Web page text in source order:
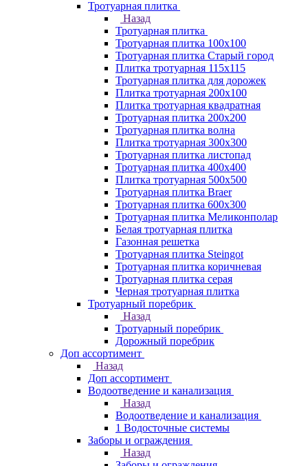
Тротуарная плитка
Назад
Тротуарная плитка
Тротуарная плитка 100x100
Тротуарная плитка Старый город
Плитка тротуарная 115x115
Тротуарная плитка для дорожек
Плитка тротуарная 200х100
Плитка тротуарная квадратная
Тротуарная плитка 200х200
Тротуарная плитка волна
Плитка тротуарная 300х300
Тротуарная плитка листопад
Тротуарная плитка 400х400
Плитка тротуарная 500x500
Тротуарная плитка Braer
Тротуарная плитка 600х300
Тротуарная плитка Меликонполар
Белая тротуарная плитка
Газонная решетка
Тротуарная плитка Steingot
Тротуарная плитка коричневая
Тротуарная плитка серая
Черная тротуарная плитка
Тротуарный поребрик
Назад
Тротуарный поребрик
Дорожный поребрик
Доп ассортимент
Назад
Доп ассортимент
Водоотведение и канализация
Назад
Водоотведение и канализация
1 Водосточные системы
Заборы и ограждения
Назад